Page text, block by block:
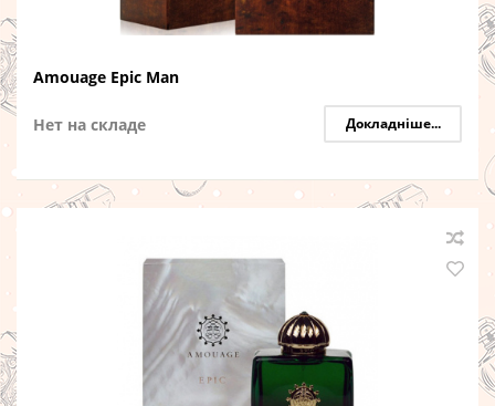
Amouage Epic Man
Нет на складе Докладніше...